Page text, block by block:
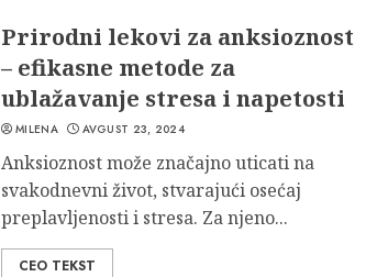
Prirodni lekovi za anksioznost
– efikasne metode za
ublažavanje stresa i napetosti
MILENA AVGUST 23, 2024
Anksioznost može značajno uticati na
svakodnevni život, stvarajući osećaj
preplavljenosti i stresa. Za njeno...
CEO TEKST